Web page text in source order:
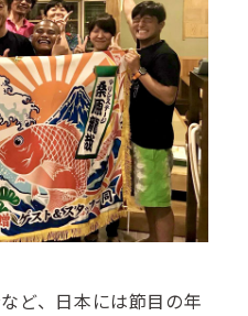
ど、日本には節目の年